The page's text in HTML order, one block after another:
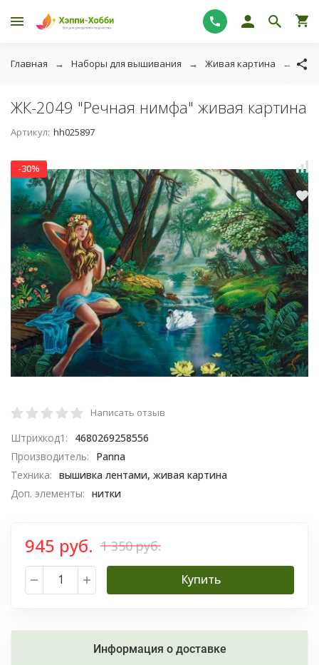
Главная Наборы для вышивания Живая картина
ЖК-2049 "Речная нимфа" живая картина
Артикул: hh025897
-30%
Написать отзыв
Штрихкод1:
4680269258556
Производитель:
Panna
Техника: вышивка лентами, живая картина
Доп. элементы: нитки
945 руб. 1 350 руб.
Купить
Информация о доставке